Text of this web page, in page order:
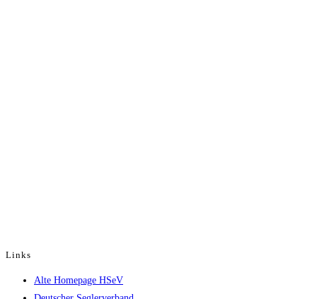
Links
Alte Homepage HSeVOpens